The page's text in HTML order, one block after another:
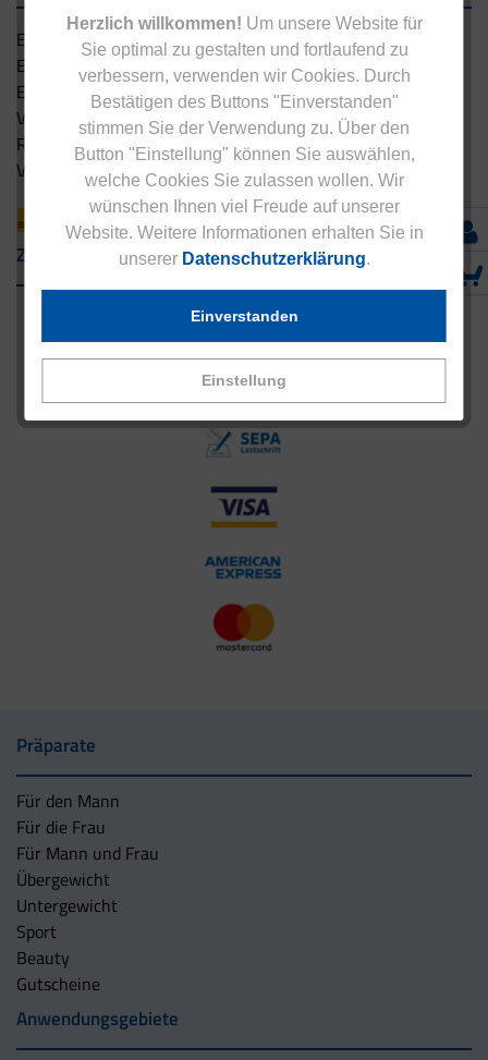
Herzlich willkommen! Um unsere Website für
Sie optimal zu gestalten und fortlaufend zu
verbessern, verwenden wir Cookies. Durch
Bestätigen des Buttons "Einverstanden"
stimmen Sie der Verwendung zu. Über den
Button "Einstellung" können Sie auswählen,
welche Cookies Sie zulassen wollen. Wir
wünschen Ihnen viel Freude auf unserer
Website. Weitere Informationen erhalten Sie in
unserer Datenschutzerklärung.
Einstellung
Einverstanden
Eucell Gesundheitsservice
Eucell Ernährungscoach
Eucell Fitness Coach
Versandbedingungen
Rücksendung
Versandpartner innerhalb Deutschlands
Zahlungsarten
Präparate
Für den Mann
Für die Frau
Für Mann und Frau
Übergewicht
Untergewicht
Sport
Beauty
Gutscheine
Anwendungsgebiete